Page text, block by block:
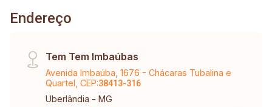
Endereço
Tem Tem Imbaúbas
Avenida Imbaúba, 1676 - Chácaras Tubalina e
Quartel, CEP:38413-316
Uberlândia - MG